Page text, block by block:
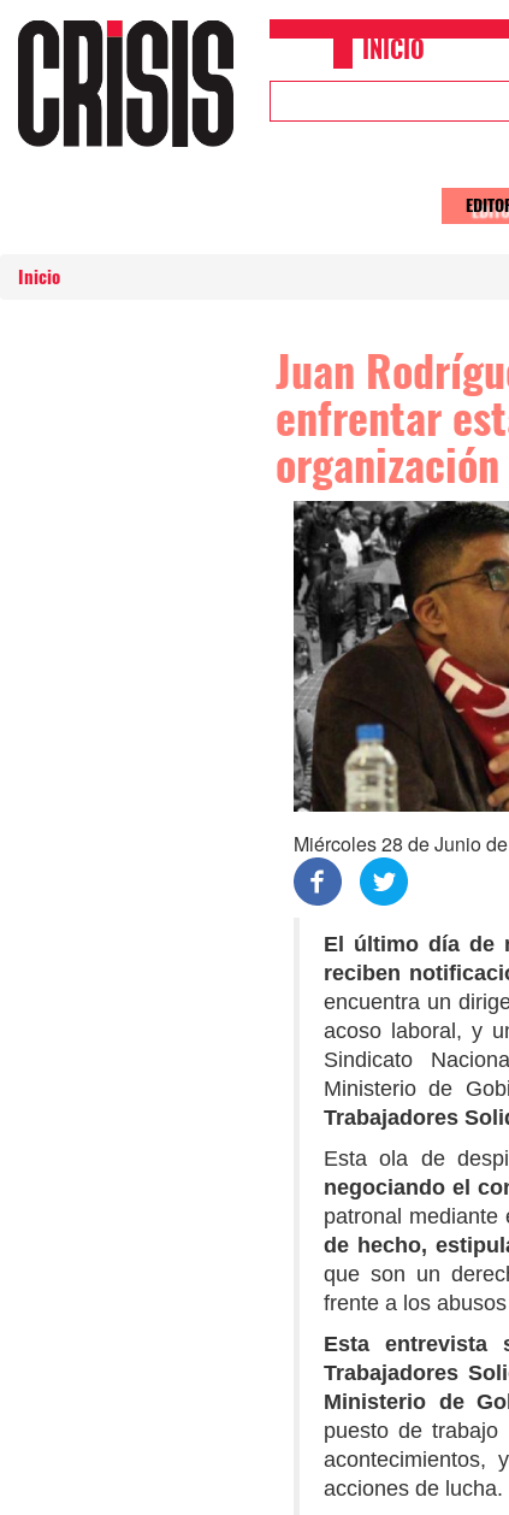
Pasar al contenido principal
Upper
Header
INICIO
Inicio
Juan
enfrentar
organización
Miércoles 28 de Junio
El último día de
reciben
encuentra un
acoso laboral, y
Sindicato
Ministerio de
Trabajadores
Esta ola de
negociando el
patronal
de hecho,
que son un
frente a los
Esta entrevista
Trabajadores
Ministerio de
puesto de
acciones de lucha.